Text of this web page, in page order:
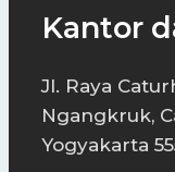
Kantor
Jl. Raya
Ngangkruk,
Yogyakarta